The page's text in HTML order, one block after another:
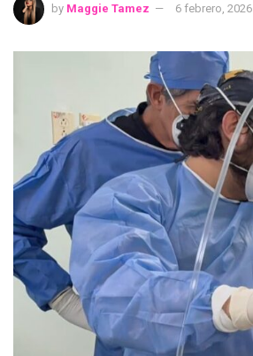
by Maggie Tamez 6 febrero, 2026